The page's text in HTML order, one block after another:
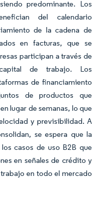
predominante. Los
del calendario
de la cadena de
en facturas, que se
participan a través de
de trabajo. Los
de financiamiento
de productos que
lugar de semanas, lo que
y previsibilidad. A
se espera que la
casos de uso B2B que
en señales de crédito y
en todo el mercado